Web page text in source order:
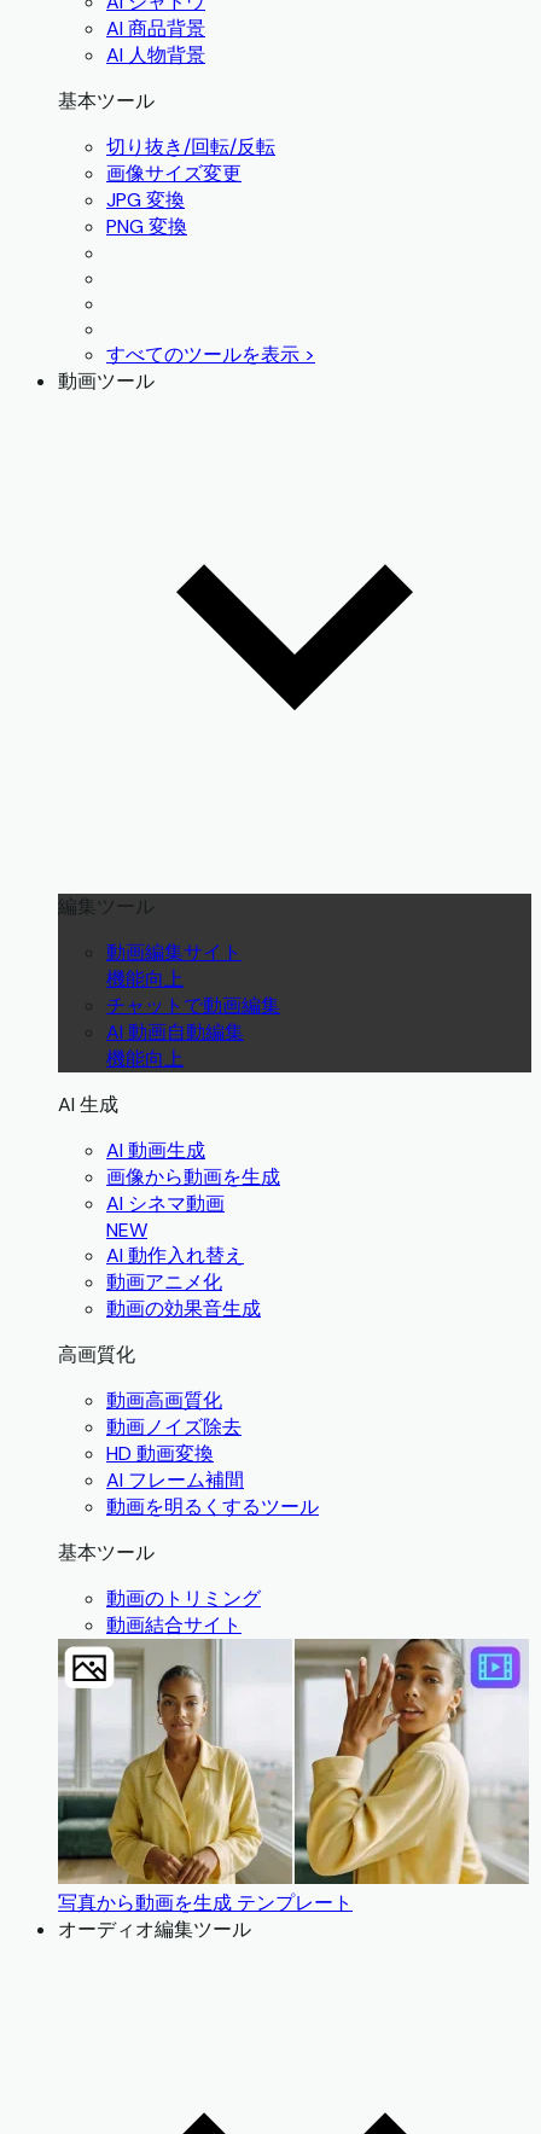
AI 商品背景
AI 人物背景
基本ツール
切り抜き/回転/反転
画像サイズ変更
JPG 変換
PNG 変換
すべてのツールを表示 >
動画ツール
編集ツール
動画編集サイト
機能向上
チャットで動画編集
AI 動画自動編集
機能向上
AI 生成
AI 動画生成
画像から動画を生成
AI シネマ動画
NEW
AI 動作入れ替え
動画アニメ化
動画の効果音生成
高画質化
動画高画質化
動画ノイズ除去
HD 動画変換
AI フレーム補間
動画を明るくするツール
基本ツール
動画のトリミング
動画結合サイト
写真から動画を生成 テンプレート
オーディオ編集ツール